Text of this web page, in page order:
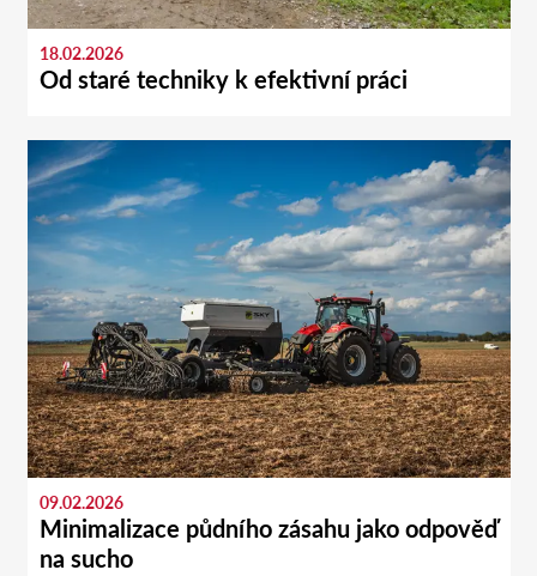
18.02.2026
Od staré techniky k efektivní práci
09.02.2026
Minimalizace půdního zásahu jako odpověď
na sucho